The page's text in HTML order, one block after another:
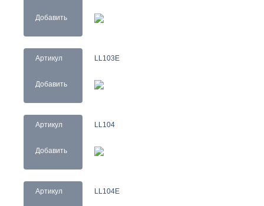
Добавить
Артикул
Добавить
LL103E
Артикул
Добавить
LL104
Артикул LL104E